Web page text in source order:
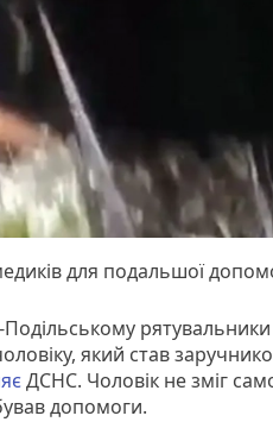
для подальшої
рятувальники
який став
ДСНС. Чоловік не зміг
допомоги.